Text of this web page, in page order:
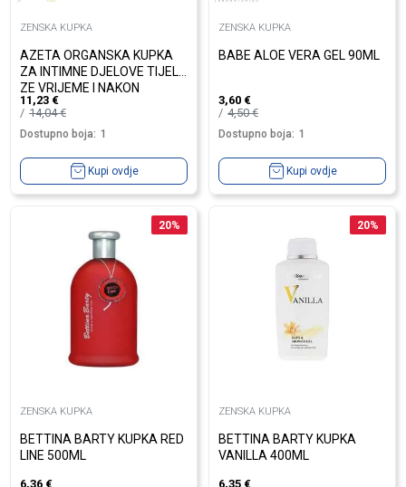
ZENSKA KUPKA
AZETA ORGANSKA KUPKA
ZA INTIMNE DJELOVE TIJELA
ZE VRIJEME I NAKON
11,23 €
14,04€
Dostupno boja: 1
Kupi ovdje
ZENSKA KUPKA
BABE ALOE VERA GEL 90ML
3,60 €
4,50€
Dostupno boja: 1
Kupi ovdje
20%
ZENSKA KUPKA
BETTINA BARTY KUPKA RED
LINE 500ML
6,36 €
20%
ZENSKA KUPKA
BETTINA BARTY KUPKA
VANILLA 400ML
6,35 €